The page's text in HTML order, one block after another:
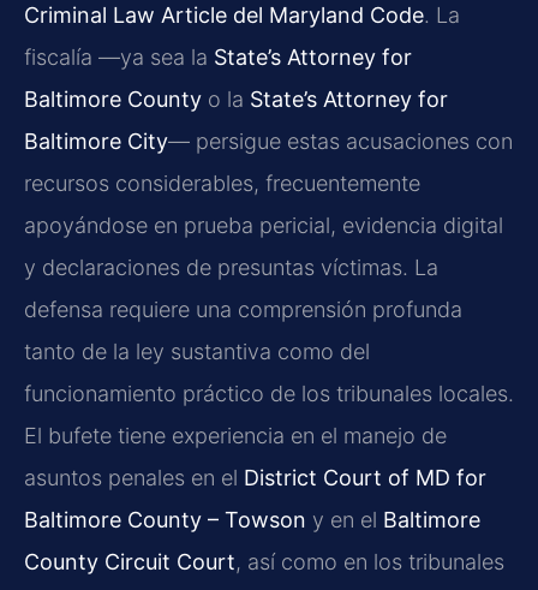
Criminal Law Article del Maryland Code. La
fiscalía —ya sea la State’s Attorney for
Baltimore County o la State’s Attorney for
Baltimore City— persigue estas acusaciones con
recursos considerables, frecuentemente
apoyándose en prueba pericial, evidencia digital
y declaraciones de presuntas víctimas. La
defensa requiere una comprensión profunda
tanto de la ley sustantiva como del
funcionamiento práctico de los tribunales locales.
El bufete tiene experiencia en el manejo de
asuntos penales en el District Court of MD for
Baltimore County – Towson y en el Baltimore
County Circuit Court, así como en los tribunales